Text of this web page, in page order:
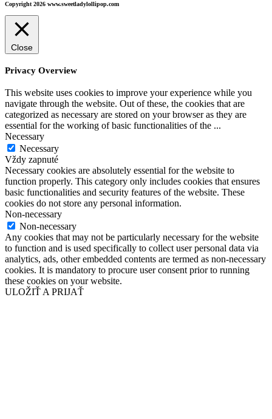
Copyright 2026 www.sweetladylollipop.com
Close
Privacy Overview
This website uses cookies to improve your experience while you
navigate through the website. Out of these, the cookies that are
categorized as necessary are stored on your browser as they are
essential for the working of basic functionalities of the ...
Necessary
Necessary
Vždy zapnuté
Necessary cookies are absolutely essential for the website to
function properly. This category only includes cookies that ensures
basic functionalities and security features of the website. These
cookies do not store any personal information.
Non-necessary
Non-necessary
Any cookies that may not be particularly necessary for the website
to function and is used specifically to collect user personal data via
analytics, ads, other embedded contents are termed as non-necessary
cookies. It is mandatory to procure user consent prior to running
these cookies on your website.
ULOŽIŤ A PRIJAŤ